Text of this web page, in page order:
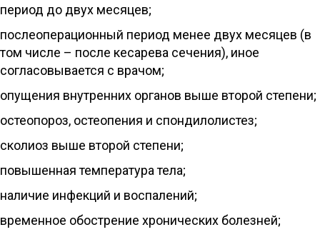
период до двух месяцев;
послеоперационный период менее двух месяцев (в
том числе – после кесарева сечения), иное
согласовывается с врачом;
опущения внутренних органов выше второй степени;
остеопороз, остеопения и спондилолистез;
сколиоз выше второй степени;
повышенная температура тела;
наличие инфекций и воспалений;
временное обострение хронических болезней;